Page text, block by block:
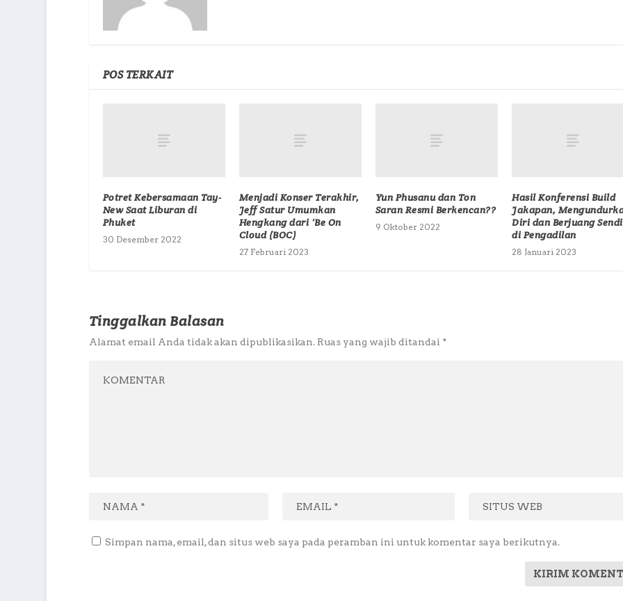
POS TERKAIT
Potret Kebersamaan Tay-
New Saat Liburan di
Phuket
30 Desember 2022
Menjadi Konser Terakhir,
Jeff Satur Umumkan
Hengkang dari ‘Be On
Cloud (BOC)
27 Februari 2023
Yun Phusanu dan Ton
Saran Resmi Berkencan??
9 Oktober 2022
Hasil Konferensi Build
Jakapan,
Diri dan Berjuang
di Pengadilan
28 Januari 2023
Tinggalkan Balasan
Alamat email Anda tidak akan dipublikasikan. Ruas yang wajib ditandai *
Simpan nama, email, dan situs web saya pada peramban ini untuk komentar saya berikutnya.